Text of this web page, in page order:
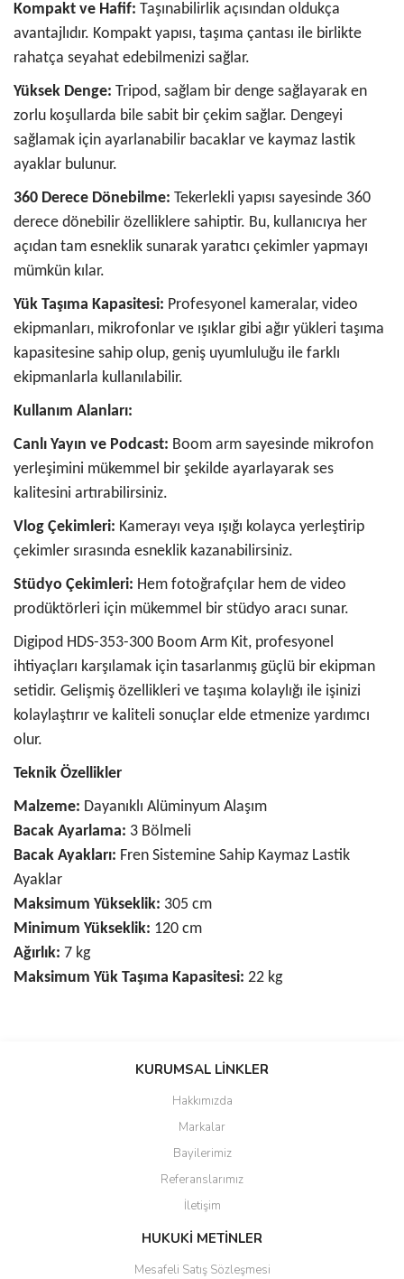
Kompakt ve Hafif: Taşınabilirlik açısından oldukça
avantajlıdır. Kompakt yapısı, taşıma çantası ile birlikte
rahatça seyahat edebilmenizi sağlar.
Yüksek Denge: Tripod, sağlam bir denge sağlayarak en
zorlu koşullarda bile sabit bir çekim sağlar. Dengeyi
sağlamak için ayarlanabilir bacaklar ve kaymaz lastik
ayaklar bulunur.
360 Derece Dönebilme: Tekerlekli yapısı sayesinde 360
derece dönebilir özelliklere sahiptir. Bu, kullanıcıya her
açıdan tam esneklik sunarak yaratıcı çekimler yapmayı
mümkün kılar.
Yük Taşıma Kapasitesi: Profesyonel kameralar, video
ekipmanları, mikrofonlar ve ışıklar gibi ağır yükleri taşıma
kapasitesine sahip olup, geniş uyumluluğu ile farklı
ekipmanlarla kullanılabilir.
Kullanım Alanları:
Canlı Yayın ve Podcast: Boom arm sayesinde mikrofon
yerleşimini mükemmel bir şekilde ayarlayarak ses
kalitesini artırabilirsiniz.
Vlog Çekimleri: Kamerayı veya ışığı kolayca yerleştirip
çekimler sırasında esneklik kazanabilirsiniz.
Stüdyo Çekimleri: Hem fotoğrafçılar hem de video
prodüktörleri için mükemmel bir stüdyo aracı sunar.
Digipod HDS-353-300 Boom Arm Kit, profesyonel
ihtiyaçları karşılamak için tasarlanmış güçlü bir ekipman
setidir. Gelişmiş özellikleri ve taşıma kolaylığı ile işinizi
kolaylaştırır ve kaliteli sonuçlar elde etmenize yardımcı
olur.
Teknik Özellikler
Malzeme: Dayanıklı Alüminyum Alaşım
Bacak Ayarlama: 3 Bölmeli
Bacak Ayakları: Fren Sistemine Sahip Kaymaz Lastik
Ayaklar
Maksimum Yükseklik: 305 cm
Minimum Yükseklik: 120 cm
Ağırlık: 7 kg
Maksimum Yük Taşıma Kapasitesi: 22 kg
tarafımıza iletebilirsiniz.
Ürün resmi kalitesiz, bozuk veya görüntülenemiyor.
Ürün açıklamasında eksik bilgiler bulunuyor.
Ürün bilgilerinde hatalar bulunuyor.
Ürün fiyatı diğer sitelerden daha pahalı.
Bu ürüne benzer farklı alternatifler olmalı.
KURUMSAL LİNKLER
Hakkımızda
Markalar
Bayilerimiz
Referanslarımız
İletişim
HUKUKİ METİNLER
Mesafeli Satış Sözleşmesi